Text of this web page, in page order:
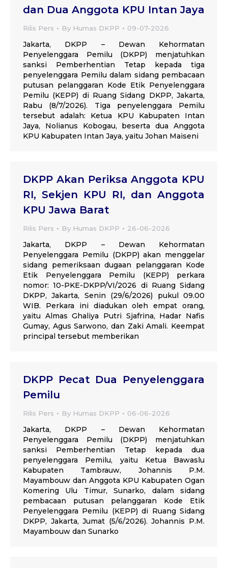
dan Dua Anggota KPU Intan Jaya
Rilis Pers By Humas DKPP 09-07-2026
Jakarta, DKPP – Dewan Kehormatan
Penyelenggara Pemilu (DKPP) menjatuhkan
sanksi Pemberhentian Tetap kepada tiga
penyelenggara Pemilu dalam sidang pembacaan
putusan pelanggaran Kode Etik Penyelenggara
Pemilu (KEPP) di Ruang Sidang DKPP, Jakarta,
Rabu (8/7/2026). Tiga penyelenggara Pemilu
tersebut adalah: Ketua KPU Kabupaten Intan
Jaya, Nolianus Kobogau, beserta dua Anggota
KPU Kabupaten Intan Jaya, yaitu Johan Maiseni
DKPP Akan Periksa Anggota KPU
RI, Sekjen KPU RI, dan Anggota
KPU Jawa Barat
Rilis Pers By Humas DKPP 26-06-2026
Jakarta, DKPP – Dewan Kehormatan
Penyelenggara Pemilu (DKPP) akan menggelar
sidang pemeriksaan dugaan pelanggaran Kode
Etik Penyelenggara Pemilu (KEPP) perkara
nomor: 10-PKE-DKPP/VI/2026 di Ruang Sidang
DKPP, Jakarta, Senin (29/6/2026) pukul 09.00
WIB. Perkara ini diadukan oleh empat orang,
yaitu Almas Ghaliya Putri Sjafrina, Hadar Nafis
Gumay, Agus Sarwono, dan Zaki Amali. Keempat
principal tersebut memberikan
DKPP Pecat Dua Penyelenggara
Pemilu
Rilis Pers By Humas DKPP 06-06-2026
Jakarta, DKPP – Dewan Kehormatan
Penyelenggara Pemilu (DKPP) menjatuhkan
sanksi Pemberhentian Tetap kepada dua
penyelenggara Pemilu, yaitu Ketua Bawaslu
Kabupaten Tambrauw, Johannis P.M.
Mayambouw dan Anggota KPU Kabupaten Ogan
Komering Ulu Timur, Sunarko, dalam sidang
pembacaan putusan pelanggaran Kode Etik
Penyelenggara Pemilu (KEPP) di Ruang Sidang
DKPP, Jakarta, Jumat (5/6/2026). Johannis P.M.
Mayambouw dan Sunarko